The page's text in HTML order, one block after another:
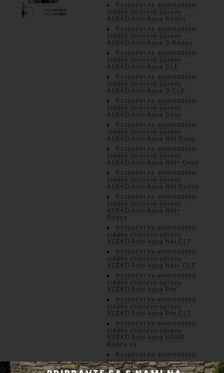
Rozpočet na automatickú
sladkú chlórovú úpravu
ASEKO Asin Aqua Redox
Rozpočet na automatickú
sladkú chlórovú úpravu
ASEKO Asin Aqua S Redox
Rozpočet na automatickú
sladkú chlórovú úpravu
ASEKO Asin Aqua CLF
Rozpočet na automatickú
sladkú chlórovú úpravu
ASEKO Asin Aqua S CLF
Rozpočet na automatickú
sladkú chlórovú úpravu
ASEKO Asin Aqua Dose
Rozpočet na automatickú
sladkú chlórovú úpravu
ASEKO Asin Aqua Net Dose
Rozpočet na automatickú
sladkú chlórovú úpravu
ASEKO Asin Aqua Net+ Dose
Rozpočet na automatickú
sladkú chlórovú úpravu
ASEKO Asin Aqua Net Redox
Rozpočet na automatickú
sladkú chlórovú úpravu
ASEKO Asin Aqua Net+
Redox
Rozpočet na automatickú
sladkú chlórovú úpravu
ASEKO Asin Aqua Net CLF
Rozpočet na automatickú
sladkú chlórovú úpravu
ASEKO Asin Aqua Net+ CLF
Rozpočet na automatickú
sladkú chlórovú úpravu
ASEKO Asin Aqua Pro
Rozpočet na automatickú
sladkú chlórovú úpravu
ASEKO Asin Aqua Pro CLT
Rozpočet na automatickú
sladkú chlórovú úpravu
ASEKO Asin Aqua HOME
Redox vs
Rozpočet na automatickú
sladkú chlórovú úpravu
ASEKO Asin Aqua HOME CLF